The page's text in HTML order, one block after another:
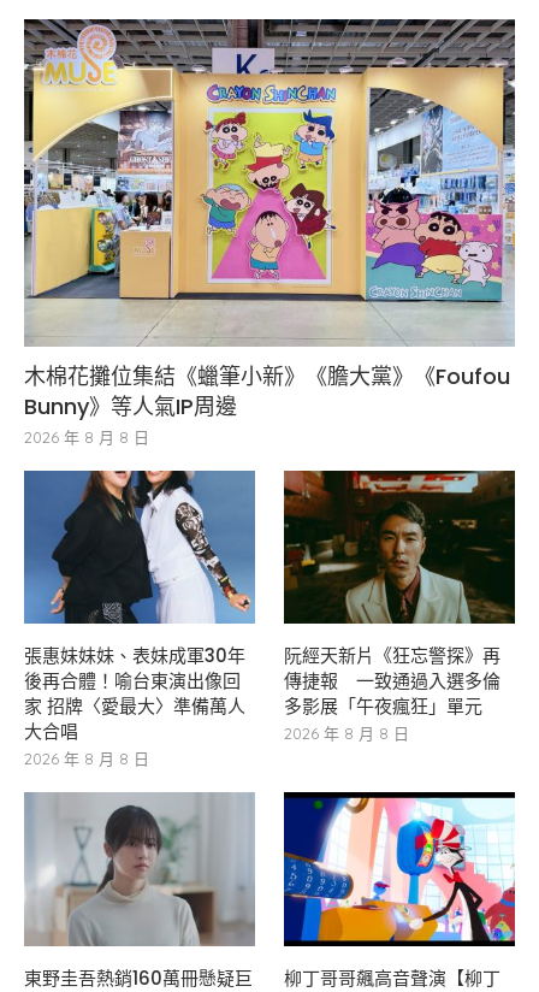
木棉花攤位集結《蠟筆小新》《膽大黨》《Foufou
Bunny》等人氣IP周邊
2026 年 8 月 8 日
張惠妹妹妹、表妹成軍30年
後再合體！喻台東演出像回
家 招牌〈愛最大〉準備萬人
大合唱
2026 年 8 月 8 日
阮經天新片《狂忘警探》再
傳捷報 一致通過入選多倫
多影展「午夜瘋狂」單元
2026 年 8 月 8 日
東野圭吾熱銷160萬冊懸疑巨
柳丁哥哥飆高音聲演【柳丁